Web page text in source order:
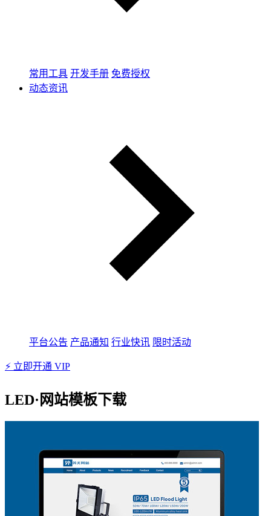
常用工具 开发手册 免费授权
动态资讯
平台公告 产品通知 行业快讯 限时活动
⚡ 立即开通 VIP
LED·网站模板下载